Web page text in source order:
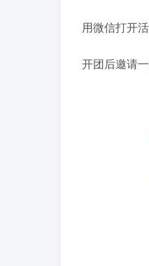
用微信打开
开团后邀请